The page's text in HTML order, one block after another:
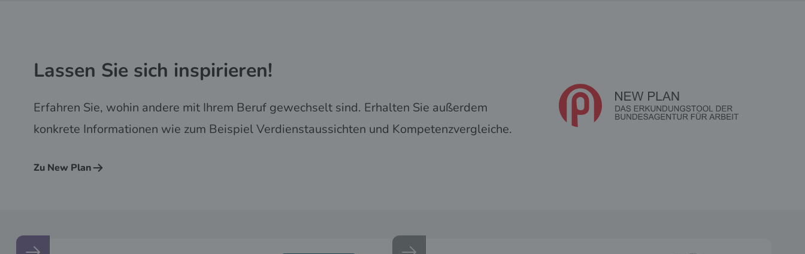
Lassen Sie sich inspirieren!
Erfahren Sie, wohin andere mit Ihrem Beruf gewechselt sind. Erhalten Sie außerdem
konkrete Informationen wie zum Beispiel Verdienstaussichten und Kompetenzvergleiche.
Zu New Plan